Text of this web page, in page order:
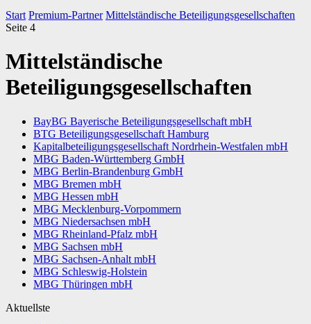
Start Premium-Partner Mittelständische Beteiligungsgesellschaften
Seite 4
Mittelständische
Beteiligungsgesellschaften
BayBG Bayerische Beteiligungsgesellschaft mbH
BTG Beteiligungsgesellschaft Hamburg
Kapitalbeteiligungsgesellschaft Nordrhein-Westfalen mbH
MBG Baden-Württemberg GmbH
MBG Berlin-Brandenburg GmbH
MBG Bremen mbH
MBG Hessen mbH
MBG Mecklenburg-Vorpommern
MBG Niedersachsen mbH
MBG Rheinland-Pfalz mbH
MBG Sachsen mbH
MBG Sachsen-Anhalt mbH
MBG Schleswig-Holstein
MBG Thüringen mbH
Aktuellste